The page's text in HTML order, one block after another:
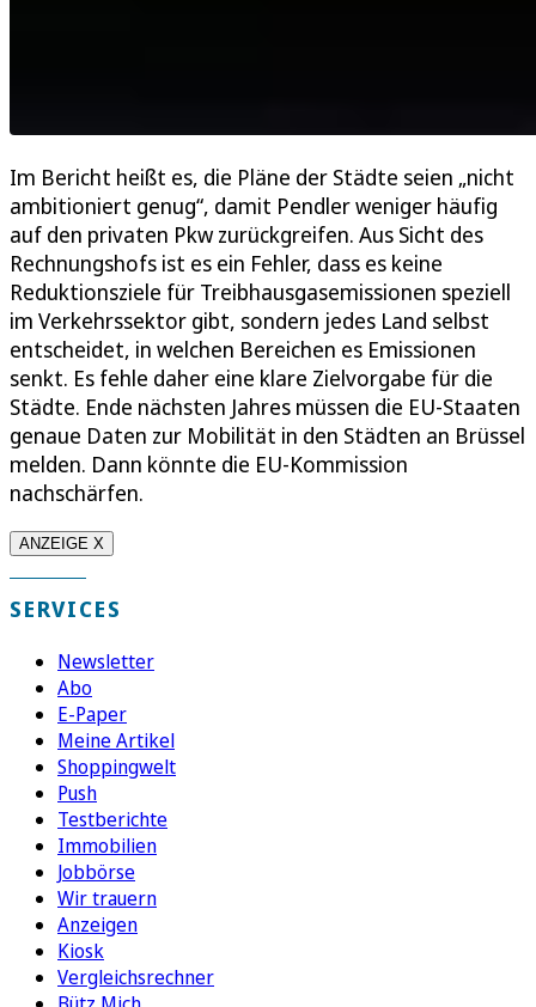
Im Bericht heißt es, die Pläne der Städte seien „nicht
ambitioniert genug“, damit Pendler weniger häufig
auf den privaten Pkw zurückgreifen. Aus Sicht des
Rechnungshofs ist es ein Fehler, dass es keine
Reduktionsziele für Treibhausgasemissionen speziell
im Verkehrssektor gibt, sondern jedes Land selbst
entscheidet, in welchen Bereichen es Emissionen
senkt. Es fehle daher eine klare Zielvorgabe für die
Städte. Ende nächsten Jahres müssen die EU-Staaten
genaue Daten zur Mobilität in den Städten an Brüssel
melden. Dann könnte die EU-Kommission
nachschärfen.
ANZEIGE X
SERVICES
Newsletter
Abo
E-Paper
Meine Artikel
Shoppingwelt
Push
Testberichte
Immobilien
Jobbörse
Wir trauern
Anzeigen
Kiosk
Vergleichsrechner